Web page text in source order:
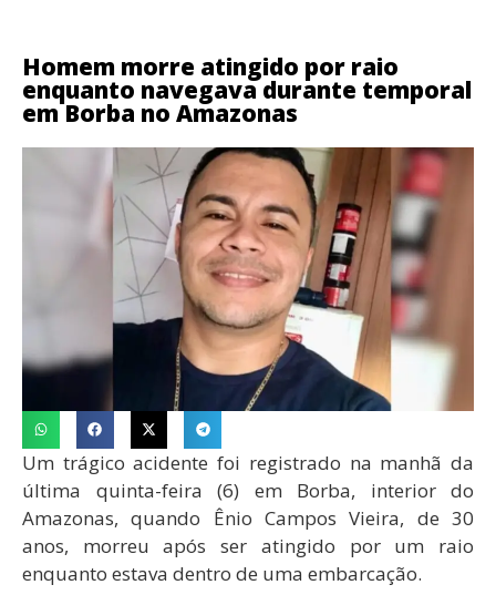
Homem morre atingido por raio
enquanto navegava durante temporal
em Borba no Amazonas
Um trágico acidente foi registrado na manhã da
última quinta-feira (6) em Borba, interior do
Amazonas, quando Ênio Campos Vieira, de 30
anos, morreu após ser atingido por um raio
enquanto estava dentro de uma embarcação.